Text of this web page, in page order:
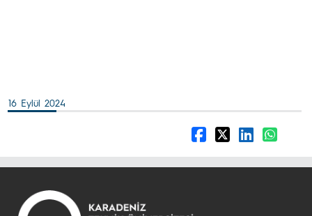
16 Eylül 2024